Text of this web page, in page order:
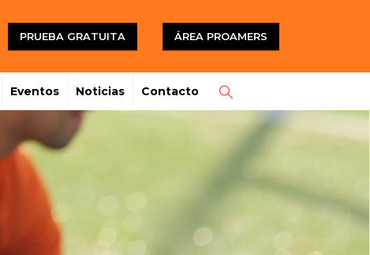
PRUEBA GRATUITA ÁREA PROAMERS
Eventos Noticias Contacto